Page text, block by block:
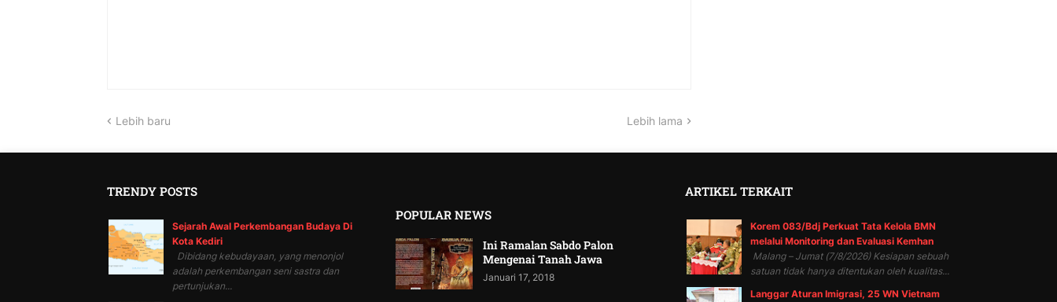
Lebih baru Lebih lama
TRENDY POSTS
Sejarah Awal Perkembangan Budaya Di
Kota Kediri
Dibidang kebudayaan, yang menonjol
adalah perkembangan seni sastra dan
pertunjukan...
POPULAR NEWS
Ini Ramalan Sabdo Palon
Mengenai Tanah Jawa
Januari 17, 2018
ARTIKEL TERKAIT
Korem 083/Bdj Perkuat Tata Kelola BMN
melalui Monitoring dan Evaluasi Kemhan
Malang – Jumat (7/8/2026) Kesiapan sebuah
satuan tidak hanya ditentukan oleh kualitas...
Langgar Aturan Imigrasi, 25 WN Vietnam